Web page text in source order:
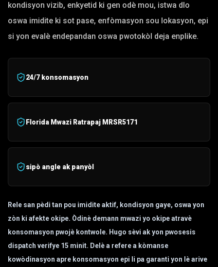
kondisyon vizib, enkyetid ki gen odè mou, istwa dlo
oswa imidite ki sot pase, enfòmasyon sou lokasyon, epi
si yon evalè endepandan oswa pwotokòl deja enplike.
24/7 konsomasyon
Florida Mwazi Ratrapaj MRSR5171
sipò angle ak panyòl
Rele san pèdi tan pou imidite aktif, kondisyon gaye, oswa yon
zòn ki afekte okipe. Òdinè demann mwazi yo okipe atravè
konsomasyon pwojè kontwole. Hugo sèvi ak yon pwosesis
dispatch verifye 15 minit. Delè a refere a kòmanse
kowòdinasyon apre konsomasyon epi li pa garanti yon lè arive